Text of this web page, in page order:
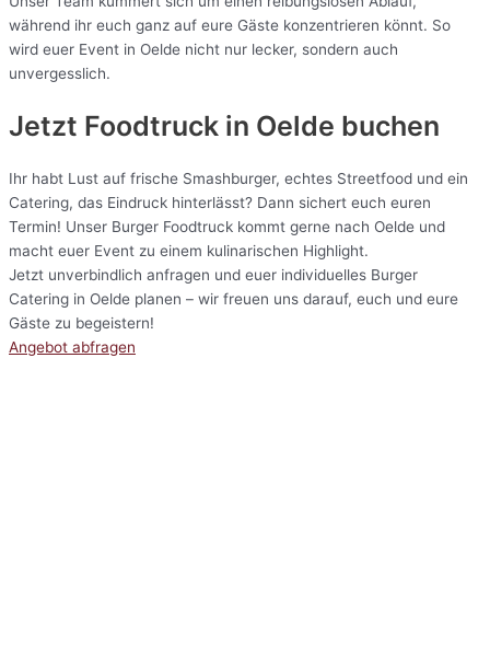
während ihr euch ganz auf eure Gäste konzentrieren könnt. So
wird euer Event in Oelde nicht nur lecker, sondern auch
unvergesslich.
Jetzt Foodtruck in Oelde buchen
Ihr habt Lust auf frische Smashburger, echtes Streetfood und ein
Catering, das Eindruck hinterlässt? Dann sichert euch euren
Termin! Unser Burger Foodtruck kommt gerne nach Oelde und
macht euer Event zu einem kulinarischen Highlight.
Jetzt unverbindlich anfragen und euer individuelles Burger
Catering in Oelde planen – wir freuen uns darauf, euch und eure
Gäste zu begeistern!
Angebot abfragen